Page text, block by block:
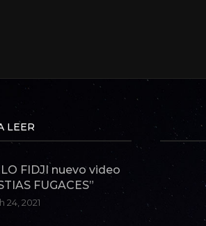
LEER
FIDJI nuevo video
FUGACES”
24, 2021